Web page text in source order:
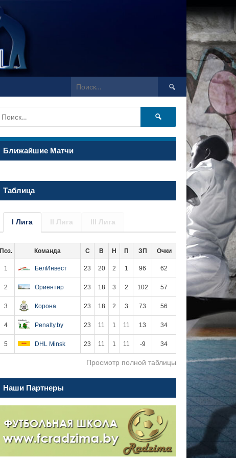
Найти:
Найти:
Ближайшие Матчи
Таблица
I Лига II Лига III Лига
Поз. Команда С В Н П ЗП Очки
1 БелИнвест 23 20 2 1 96 62
2 Ориентир 23 18 3 2 102 57
3 Корона 23 18 2 3 73 56
4 Penalty.by 23 11 1 11 13 34
5 DHL Minsk 23 11 1 11 -9 34
Просмотр полной таблицы
Наши Партнеры